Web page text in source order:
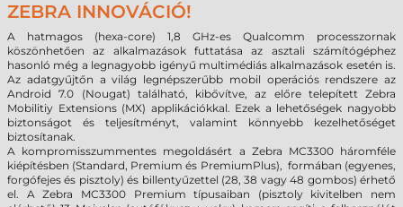
ZEBRA INNOVÁCIÓ!
A hatmagos (hexa-core) 1,8 GHz-es Qualcomm processzornak
köszönhetően az alkalmazások futtatása az asztali számítógéphez
hasonló még a legnagyobb igényű multimédiás alkalmazások esetén is.
Az adatgyűjtőn a világ legnépszerűbb mobil operációs rendszere az
Android 7.0 (Nougat) található, kibővítve, az előre telepített Zebra
Mobilitiy Extensions (MX) applikációkkal. Ezek a lehetőségek nagyobb
biztonságot és teljesítményt, valamint könnyebb kezelhetőséget
biztosítanak.
A kompromisszummentes megoldásért a Zebra MC3300 háromféle
kiépítésben (Standard, Premium és PremiumPlus), formában (egyenes,
forgófejes és pisztoly) és billentyűzettel (28, 38 vagy 48 gombos) érhető
el. A Zebra MC3300 Premium típusaiban (pisztoly kivitelben nem